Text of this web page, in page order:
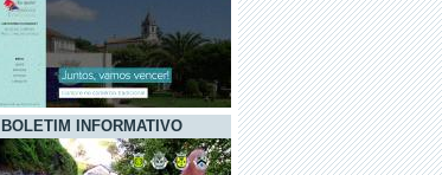
BOLETIM INFORMATIVO